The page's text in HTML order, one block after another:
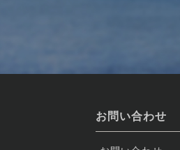
お問い合わせ